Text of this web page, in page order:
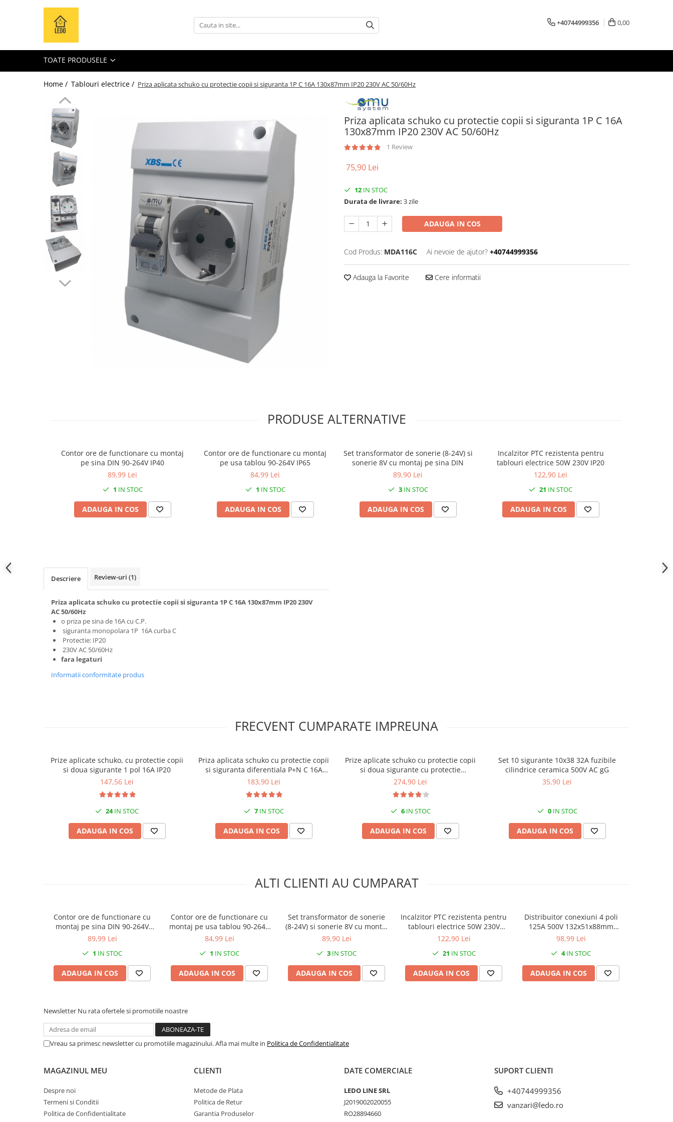
Toate Produsele
Tuburi LED
Tablouri electrice
Tablouri metalice
Dulapuri metalice
Tablouri din plastic
Tablouri organizare de santier
Accesorii tablouri electrice
Aparataj tablouri electrice
Sigurante automate
Sigurante fuzibile
Contactoare si relee
Intrerupatoare pentru tablouri
Alte aparataje
Prelungitoare pe tambur
Doze electrice
Doze aplicate
Doze din plastic
Doze aluminiu
Doze incastrate
Prize si fise trifazice
Trasee electrice
Canal cablu plastic PVC
Canal cablu metalic perforat
+40744999356 0,00
TOATE PRODUSELE
Home / Tablouri electrice / Priza aplicata schuko cu protectie copii si siguranta 1P C 16A 130x87mm IP20 230V AC 50/60Hz
Priza aplicata schuko cu protectie copii si siguranta 1P C 16A
130x87mm IP20 230V AC 50/60Hz
1 Review
75,90 Lei
12 IN STOC
Durata de livrare: 3 zile
ADAUGA IN COS
Cod Produs: MDA116C Ai nevoie de ajutor? +40744999356
Adauga la Favorite Cere informatii
PRODUSE ALTERNATIVE
Contor ore de functionare cu montaj
pe sina DIN 90-264V IP40
89,99 Lei
1 IN STOC
ADAUGA IN COS
Contor ore de functionare cu montaj
pe usa tablou 90-264V IP65
84,99 Lei
1 IN STOC
ADAUGA IN COS
Set transformator de sonerie (8-24V) si
sonerie 8V cu montaj pe sina DIN
89,90 Lei
3IN STOC
ADAUGA IN COS
Incalzitor PTC rezistenta pentru
tablouri electrice 50W 230V IP20
122,90 Lei
21 IN STOC
ADAUGA IN COS
Descriere Review-uri (1)
Priza aplicata schuko cu protectie copii si siguranta 1P C 16A 130x87mm IP20 230V
AC 50/60Hz
o priza pe sina de 16A cu C.P.
siguranta monopolara 1P 16A curba C
Protectie: IP20
230V AC 50/60Hz
fara legaturi
Informatii conformitate produs
FRECVENT CUMPARATE IMPREUNA
Prize aplicate schuko, cu protectie copii
si doua sigurante 1 pol 16A IP20
147,56 Lei
24IN STOC
ADAUGA IN COS
Priza aplicata schuko cu protectie copii
si siguranta diferentiala P+N C 16A
30mA 130x87mm IP20
183,90 Lei
7IN STOC
ADAUGA IN COS
Prize aplicate schuko cu protectie copii
si doua sigurante cu protectie
diferentiala RCBO 16A 30mA IP20
274,90 Lei
6IN STOC
ADAUGA IN COS
Set 10 sigurante 10x38 32A fuzibile
cilindrice ceramica 500V AC gG
35,90 Lei
0IN STOC
ADAUGA IN COS
ALTI CLIENTI AU CUMPARAT
Contor ore de functionare cu
montaj pe sina DIN 90-264V
IP40
89,99 Lei
1 IN STOC
ADAUGA IN COS
Contor ore de functionare cu
montaj pe usa tablou 90-264V
IP65
84,99 Lei
1 IN STOC
ADAUGA IN COS
Set transformator de sonerie
(8-24V) si sonerie 8V cu montaj
pe sina DIN
89,90 Lei
3 IN STOC
ADAUGA IN COS
Incalzitor PTC rezistenta pentru
tablouri electrice 50W 230V
IP20
122,90 Lei
21 IN STOC
ADAUGA IN COS
Distribuitor conexiuni 4 poli
125A 500V 132x51x88mm
prindere pe sina DIN
98,99 Lei
4IN STOC
ADAUGA IN COS
Newsletter Nu rata ofertele si promotiile noastre
Vreau sa primesc newsletter cu promotiile magazinului. Afla mai multe in Politica de Confidentialitate
MAGAZINUL MEU
Despre noi
Termeni si Conditii
Politica de Confidentialitate
CLIENTI
Metode de Plata
Politica de Retur
Garantia Produselor
DATE COMERCIALE
LEDO LINE SRL
J2019002020055
RO28894660
SUPORT CLIENTI
+40744999356
vanzari@ledo.ro